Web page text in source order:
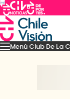
Menú Club De La
Capítulos